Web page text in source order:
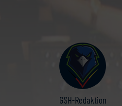
GSH-Redaktion